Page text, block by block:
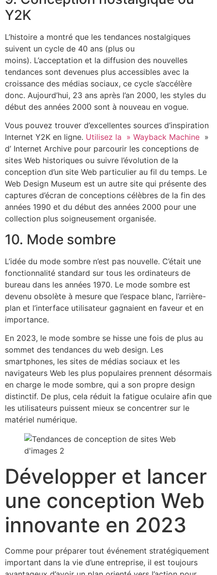
Y2K
L’histoire a montré que les tendances nostalgiques
suivent un cycle de 40 ans (plus ou
moins). L’acceptation et la diffusion des nouvelles
tendances sont devenues plus accessibles avec la
croissance des médias sociaux, ce cycle s’accélère
donc. Aujourd’hui, 23 ans après l’an 2000, les styles du
début des années 2000 sont à nouveau en vogue.
Vous pouvez trouver d’excellentes sources d’inspiration
Internet Y2K en ligne. Utilisez la » Wayback Machine »
d’ Internet Archive pour parcourir les conceptions de
sites Web historiques ou suivre l’évolution de la
conception d’un site Web particulier au fil du temps. Le
Web Design Museum est un autre site qui présente des
captures d’écran de conceptions célèbres de la fin des
années 1990 et du début des années 2000 pour une
collection plus soigneusement organisée.
10. Mode sombre
L’idée du mode sombre n’est pas nouvelle. C’était une
fonctionnalité standard sur tous les ordinateurs de
bureau dans les années 1970. Le mode sombre est
devenu obsolète à mesure que l’espace blanc, l’arrière-
plan et l’interface utilisateur gagnaient en faveur et en
importance.
En 2023, le mode sombre se hisse une fois de plus au
sommet des tendances du web design. Les
smartphones, les sites de médias sociaux et les
navigateurs Web les plus populaires prennent désormais
en charge le mode sombre, qui a son propre design
distinctif. De plus, cela réduit la fatigue oculaire afin que
les utilisateurs puissent mieux se concentrer sur le
matériel numérique.
Développer et lancer
une conception Web
innovante en 2023
Comme pour préparer tout événement stratégiquement
important dans la vie d’une entreprise, il est toujours